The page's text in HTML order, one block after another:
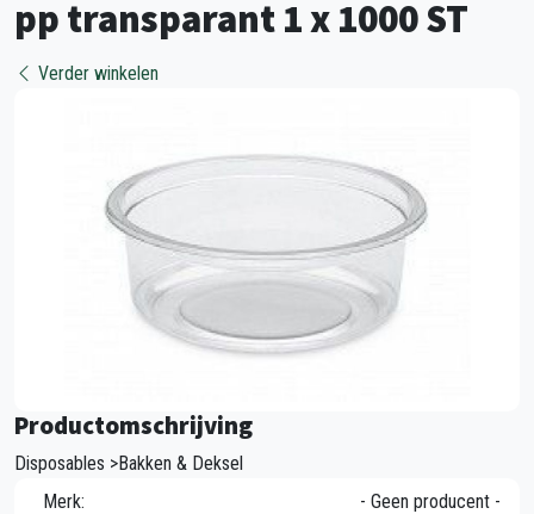
pp transparant 1 x 1000 ST
Verder winkelen
Productomschrijving
Disposables >Bakken & Deksel
Merk:
- Geen producent -